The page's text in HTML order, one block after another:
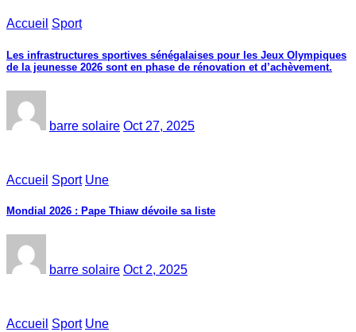
Accueil Sport
Les infrastructures sportives sénégalaises pour les Jeux Olympiques
de la jeunesse 2026 sont en phase de rénovation et d’achèvement.
barre solaire Oct 27, 2025
Accueil Sport Une
Mondial 2026 : Pape Thiaw dévoile sa liste
barre solaire Oct 2, 2025
Accueil Sport Une